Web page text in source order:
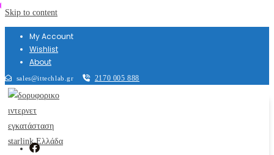
Skip to content
My Account
Wishlist
About
sales@ittechlab.gr 2170 005 888